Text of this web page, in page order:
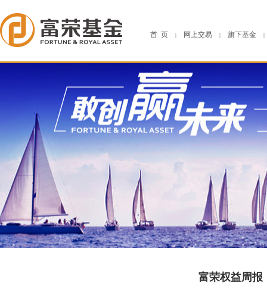
首 页 | 网上交易 | 旗下基金 |
富荣权益周报